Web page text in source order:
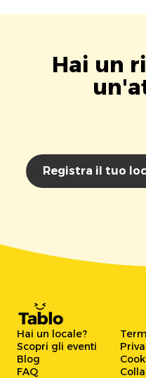
Hai un
Registra il tuo
Hai un locale?
Scopri gli eventi
Blog
FAQ